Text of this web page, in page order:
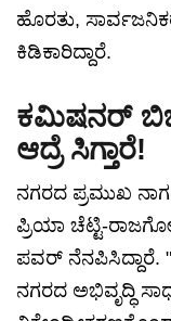
ಹೊರತು,
ಕಿಡಿಕಾರಿದ್ದಾರೆ.
ಕಮಿಷನರ್
ಆದ್ರೆ ಸಿಗ್ತಾರೆ!
ನಗರದ ಪ್ರಮುಖ
ಪ್ರಿಯಾ ಚೆಟ್ಟಿ-
ಪವರ್ ನೆನಪಿಸಿದ್ದಾರೆ.
ನಗರದ ಅಭಿವೃದ್ಧಿ